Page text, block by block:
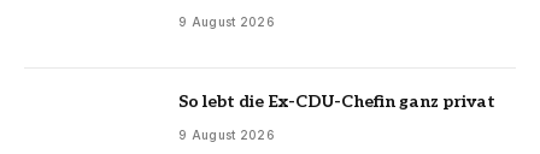
9 August 2026
So lebt die Ex-CDU-Chefin ganz privat
9 August 2026